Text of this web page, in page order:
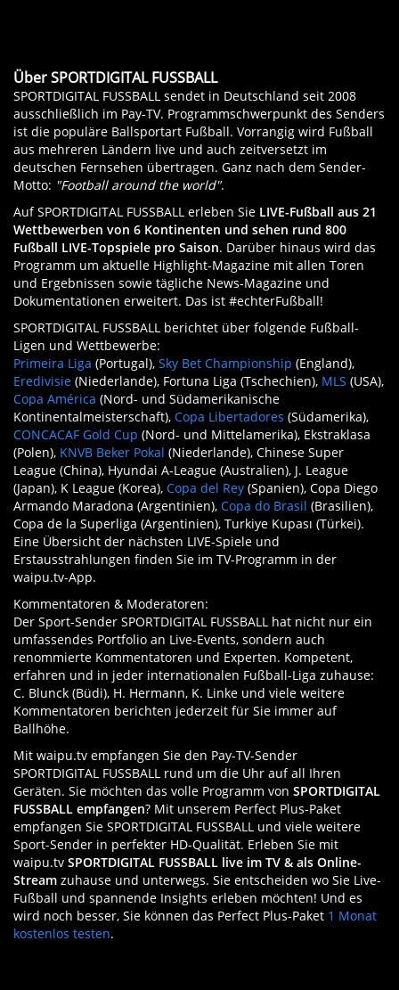
mehr.
Entdecken Sie Fernsehen wie noch nie!
laden Sie sich die waipu.tv-App direkt auf Ihren
Samsung oder Android Smart TV.
Über SPORTDIGITAL FUSSBALL
SPORTDIGITAL FUSSBALL sendet in Deutschland seit 2008
ausschließlich im Pay-TV. Programmschwerpunkt des Senders
ist die populäre Ballsportart Fußball. Vorrangig wird Fußball
aus mehreren Ländern live und auch zeitversetzt im
deutschen Fernsehen übertragen. Ganz nach dem Sender-
Motto: "Football around the world".
Auf SPORTDIGITAL FUSSBALL erleben Sie LIVE-Fußball aus 21
Wettbewerben von 6 Kontinenten und sehen rund 800
Fußball LIVE-Topspiele pro Saison. Darüber hinaus wird das
Programm um aktuelle Highlight-Magazine mit allen Toren
und Ergebnissen sowie tägliche News-Magazine und
Dokumentationen erweitert. Das ist #echterFußball!
SPORTDIGITAL FUSSBALL berichtet über folgende Fußball-
Ligen und Wettbewerbe:
Primeira Liga (Portugal), Sky Bet Championship (England),
Eredivisie (Niederlande), Fortuna Liga (Tschechien), MLS (USA),
Copa América (Nord- und Südamerikanische
Kontinentalmeisterschaft), Copa Libertadores (Südamerika),
CONCACAF Gold Cup (Nord- und Mittelamerika), Ekstraklasa
(Polen), KNVB Beker Pokal (Niederlande), Chinese Super
League (China), Hyundai A-League (Australien), J. League
(Japan), K League (Korea), Copa del Rey (Spanien), Copa Diego
Armando Maradona (Argentinien), Copa do Brasil (Brasilien),
Copa de la Superliga (Argentinien), Turkiye Kupası (Türkei).
Eine Übersicht der nächsten LIVE-Spiele und
Erstausstrahlungen finden Sie im TV-Programm in der
waipu.tv-App.
Kommentatoren & Moderatoren:
Der Sport-Sender SPORTDIGITAL FUSSBALL hat nicht nur ein
umfassendes Portfolio an Live-Events, sondern auch
renommierte Kommentatoren und Experten. Kompetent,
erfahren und in jeder internationalen Fußball-Liga zuhause:
C. Blunck (Büdi), H. Hermann, K. Linke und viele weitere
Kommentatoren berichten jederzeit für Sie immer auf
Ballhöhe.
Mit waipu.tv empfangen Sie den Pay-TV-Sender
SPORTDIGITAL FUSSBALL rund um die Uhr auf all Ihren
Geräten. Sie möchten das volle Programm von SPORTDIGITAL
FUSSBALL empfangen? Mit unserem Perfect Plus-Paket
empfangen Sie SPORTDIGITAL FUSSBALL und viele weitere
Sport-Sender in perfekter HD-Qualität. Erleben Sie mit
waipu.tv SPORTDIGITAL FUSSBALL live im TV & als Online-
Stream zuhause und unterwegs. Sie entscheiden wo Sie Live-
Fußball und spannende Insights erleben möchten! Und es
wird noch besser, Sie können das Perfect Plus-Paket 1 Monat
kostenlos testen.